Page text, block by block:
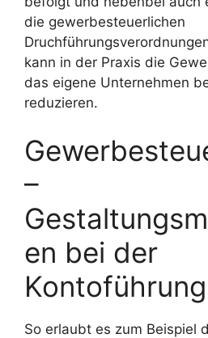
die gewerbesteuerlichen
kann in der Praxis die
das eigene Unternehmen
reduzieren.
–
en bei der
Kontoführung
So erlaubt es zum Beispiel